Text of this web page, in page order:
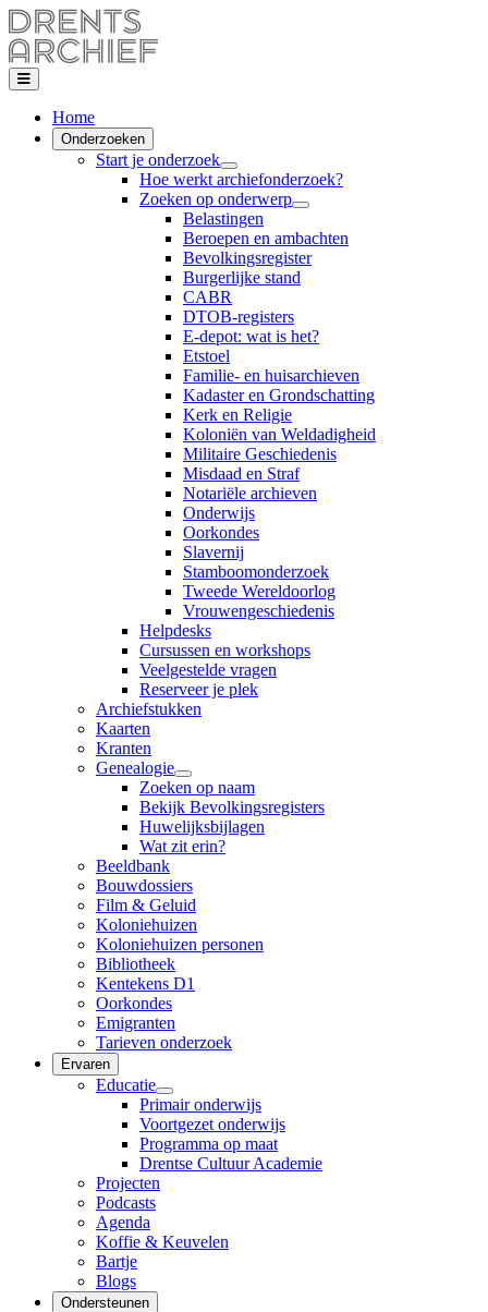
Home
Onderzoeken
Start je onderzoek
Hoe werkt archiefonderzoek?
Zoeken op onderwerp
Belastingen
Beroepen en ambachten
Bevolkingsregister
Burgerlijke stand
CABR
DTOB-registers
E-depot: wat is het?
Etstoel
Familie- en huisarchieven
Kadaster en Grondschatting
Kerk en Religie
Koloniën van Weldadigheid
Militaire Geschiedenis
Misdaad en Straf
Notariële archieven
Onderwijs
Oorkondes
Slavernij
Stamboomonderzoek
Tweede Wereldoorlog
Vrouwengeschiedenis
Helpdesks
Cursussen en workshops
Veelgestelde vragen
Reserveer je plek
Archiefstukken
Kaarten
Kranten
Genealogie
Zoeken op naam
Bekijk Bevolkingsregisters
Huwelijksbijlagen
Wat zit erin?
Beeldbank
Bouwdossiers
Film & Geluid
Koloniehuizen
Koloniehuizen personen
Bibliotheek
Kentekens D1
Oorkondes
Emigranten
Tarieven onderzoek
Ervaren
Educatie
Primair onderwijs
Voortgezet onderwijs
Programma op maat
Drentse Cultuur Academie
Projecten
Podcasts
Agenda
Koffie & Keuvelen
Bartje
Blogs
Ondersteunen